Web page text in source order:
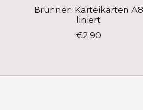
Brunnen Karteikarten A8
liniert
€2,90